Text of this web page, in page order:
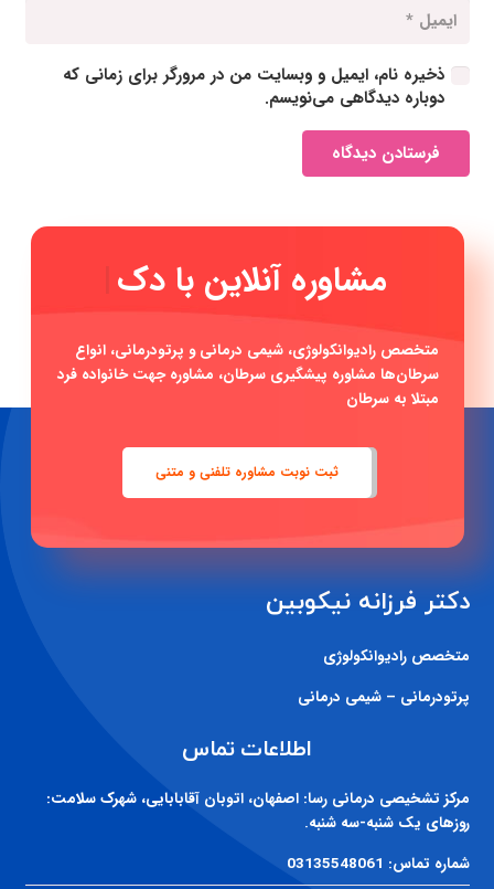
ذخیره نام، ایمیل و وبسایت من در مرورگر برای زمانی که
دوباره دیدگاهی می‌نویسم.
فرستادن دیدگاه
|
متخصص رادیوانکولوژی، شیمی درمانی و پرتودرمانی، انواع
سرطان‌ها مشاوره پیشگیری سرطان، مشاوره جهت خانواده فرد
مبتلا به سرطان
ثبت نوبت مشاوره تلفنی و متنی
دکتر فرزانه نیکوبین
متخصص رادیوانکولوژی
پرتودرمانی – شیمی درمانی
اطلاعات تماس
مرکز تشخیصی درمانی رسا: اصفهان، اتوبان آقابابایی، شهرک سلامت:
روزهای یک شنبه-سه شنبه.
شماره تماس: 03135548061